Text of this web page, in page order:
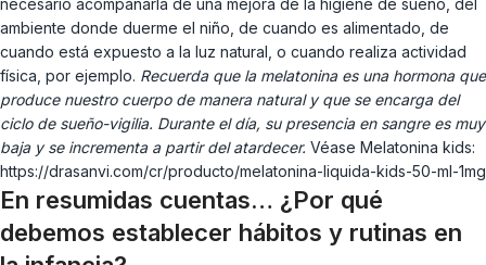
necesario acompañarla de una mejora de la higiene de sueño, del
ambiente donde duerme el niño, de cuando es alimentado, de
cuando está expuesto a la luz natural, o cuando realiza actividad
física, por ejemplo. Recuerda que la melatonina es una hormona que
produce nuestro cuerpo de manera natural y que se encarga del
ciclo de sueño-vigilia. Durante el día, su presencia en sangre es muy
baja y se incrementa a partir del atardecer. Véase Melatonina kids:
https://drasanvi.com/cr/producto/melatonina-liquida-kids-50-ml-1mg
En resumidas cuentas… ¿Por qué
debemos establecer hábitos y rutinas en